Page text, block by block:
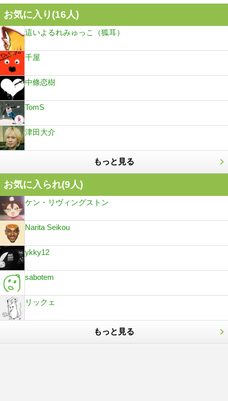
お気に入り(16人)
這いよるれみゅっこ（狐耳）
千屋
中條恋樹
TomS
津田大介
もっと見る
お気に入られ(9人)
ケン・リヴィングストン
Narita Seikou
ykky12
sabotem
リックェ
もっと見る